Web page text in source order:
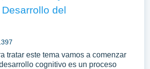
del
tratar este tema vamos a comenzar
cognitivo es un proceso